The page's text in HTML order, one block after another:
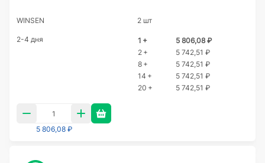
WINSEN 2 шт
2-4 дня 1 +
5 806,08 ₽
2 +
5 742,51 ₽
8 +
5 742,51 ₽
14 +
5 742,51 ₽
20 +
5 742,51 ₽
5 806,08 ₽